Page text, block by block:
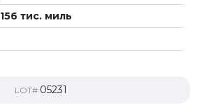
156 тис. миль
LOT# 05231